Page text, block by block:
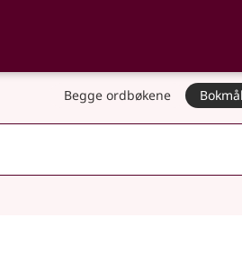
og
Begge ordbøkene